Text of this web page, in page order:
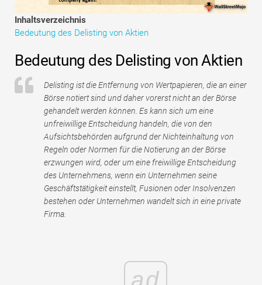
Vollständige Form
Risikomanagement-Tutorials
Inhaltsverzeichnis
Bedeutung des Delisting von Aktien
Bedeutung des Delisting von Aktien
Delisting ist die Entfernung von Wertpapieren, die an einer
Börse notiert sind und daher vorerst nicht an der Börse
gehandelt werden können. Es kann sich um eine
unfreiwillige Entscheidung handeln, die von den
Aufsichtsbehörden aufgrund der Nichteinhaltung von
Regeln oder Normen für die Notierung an der Börse
erzwungen wird, oder um eine freiwillige Entscheidung
des Unternehmens, wenn ein Unternehmen seine
Geschäftstätigkeit einstellt, Fusionen oder Insolvenzen
bestehen oder Unternehmen wandelt sich in eine private
Firma.